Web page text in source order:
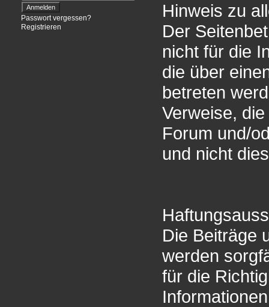
Passwort vergessen?
Registrieren
Hinweis zu
Der
nicht für die
die über
betreten
Verweise,
Forum und/
und nicht
Die Beiträge
werden
für die